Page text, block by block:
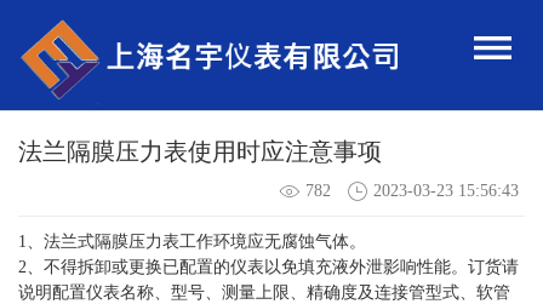
法兰隔膜压力表使用时应注意事项
782 2023-03-23 15:56:43
1、法兰式隔膜压力表工作环境应无腐蚀气体。
2、不得拆卸或更换已配置的仪表以免填充液外泄影响性能。订货请
说明配置仪表名称、型号、测量上限、精确度及连接管型式、软管